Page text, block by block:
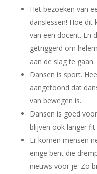
Het bezoeken van
danslessen! Hoe dit
van een docent. En
getriggerd om
aan de slag te gaan.
Dansen is sport.
aangetoond dat
van bewegen is.
Dansen is goed
blijven ook langer
Er komen mensen
enige bent die
nieuws voor je: Zo